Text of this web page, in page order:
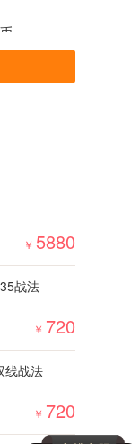
￥ 5880
战法
￥ 720
线战法
￥ 720